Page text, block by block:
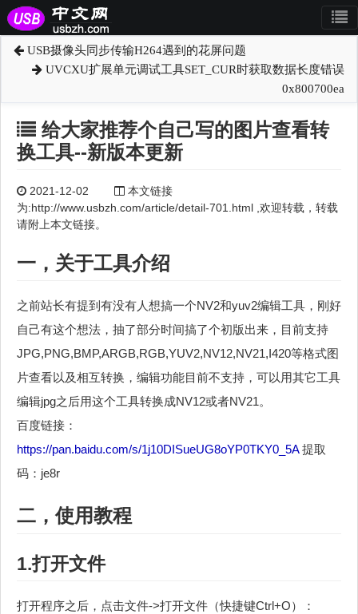
USB摄像头同步传输H264遇到的花屏问题
UVCXU扩展单元调试工具SET_CUR时获取数据长度错误
0x800700ea
给大家推荐个自己写的图片查看转
换工具--新版本更新
2021-12-02
本文链接
为:http://www.usbzh.com/article/detail-701.html ,欢迎转载，转载
请附上本文链接。
一，关于工具介绍
之前站长有提到有没有人想搞一个NV2和yuv2编辑工具，刚好
自己有这个想法，抽了部分时间搞了个初版出来，目前支持
JPG,PNG,BMP,ARGB,RGB,YUV2,NV12,NV21,I420等格式图
片查看以及相互转换，编辑功能目前不支持，可以用其它工具
编辑jpg之后用这个工具转换成NV12或者NV21。
百度链接：
https://pan.baidu.com/s/1j10DISueUG8oYP0TKY0_5A提取
码：je8r
二，使用教程
1.打开文件
打开程序之后，点击文件->打开文件（快捷键Ctrl+O）：